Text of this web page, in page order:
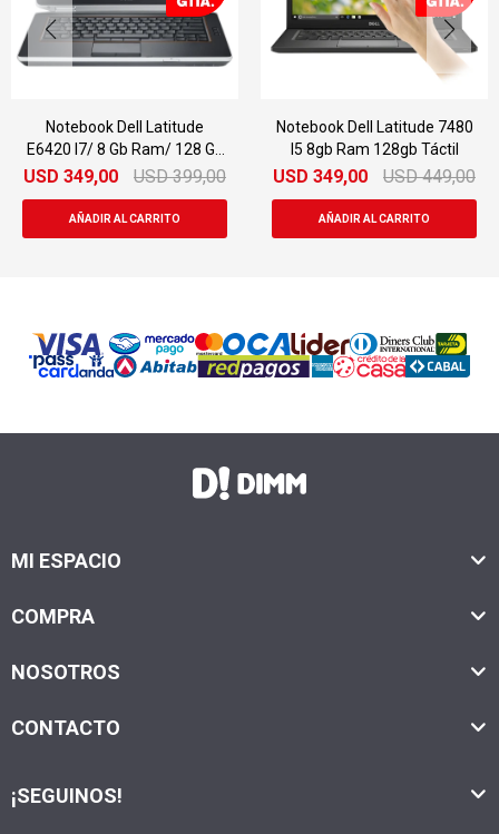
Notebook Dell Latitude
E6420 I7/ 8 Gb Ram/ 128 Gb
Ssd
USD 349,00 USD 399,00
Notebook Dell Latitude 7480
I5 8gb Ram 128gb Táctil
USD 349,00 USD 449,00
MI ESPACIO
COMPRA
NOSOTROS
CONTACTO
¡SEGUINOS!